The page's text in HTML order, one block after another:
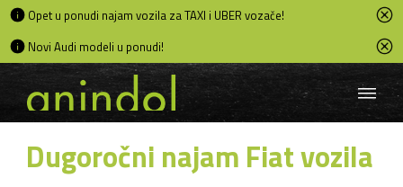
Opet u ponudi najam vozila za TAXI i UBER vozače!
Novi Audi modeli u ponudi!
Dugoročni najam Fiat vozila